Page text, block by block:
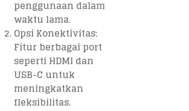
penggunaan dalam
waktu lama.
Opsi Konektivitas:
Fitur berbagai port
seperti HDMI dan
USB-C untuk
meningkatkan
fleksibilitas.